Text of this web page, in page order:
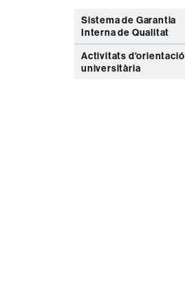
Sistema de Garantia
Interna de Qualitat
Activitats d'orientació
universitària